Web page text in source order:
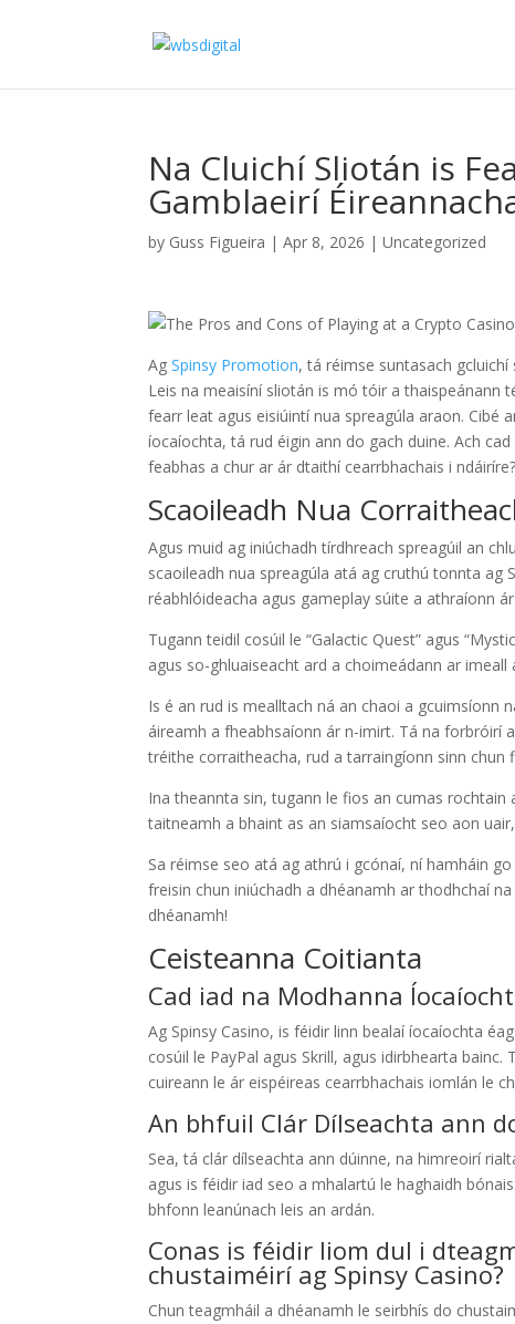
Na Cluichí Sliotán is
Gamblaeirí
by Guss Figueira |Apr 8, 2026 |Uncategorized
AgSpinsy Promotion, tá réimse suntasach
Leis na meaisíní sliotán is mó tóir a thaispeánann
fearr leat agus eisiúintí nua spreagúla araon.
íocaíochta, tá rud éigin ann do gach duine. Ach
feabhas a chur ar ár dtaithí cearrbhachais i
Scaoileadh Nua
Agus muid ag iniúchadh tírdhreach spreagúil an
scaoileadh nua spreagúla atá ag cruthú tonnta ag
réabhlóideacha agus gameplay súite a athraíonn
Tugann teidil cosúil le “Galactic Quest” agus
agus so-ghluaiseacht ard a choimeádann ar imeall
Is é an rud is mealltach ná an chaoi a gcuimsíonn
áireamh a fheabhsaíonn ár n-imirt. Tá na forbróirí
tréithe corraitheacha, rud a tarraingíonn sinn chun
Ina theannta sin, tugann le fios an cumas
taitneamh a bhaint as an siamsaíocht seo aon
Sa réimse seo atá ag athrú i gcónaí, ní hamháin
freisin chun iniúchadh a dhéanamh ar thodhchaí
dhéanamh!
Ceisteanna Coitianta
Cad iad na Modhanna
Ag Spinsy Casino, is féidir linn bealaí íocaíochta
cosúil le PayPal agus Skrill, agus idirbhearta
cuireann le ár eispéireas cearrbhachais iomlán le
An bhfuil Clár Dílseachta ann
Sea, tá clár dílseachta ann dúinne, na himreoirí
agus is féidir iad seo a mhalartú le haghaidh
bhfonn leanúnach leis an ardán.
Conas is féidir liom dul i
chustaiméirí ag Spinsy Casino?
Chun teagmháil a dhéanamh le seirbhís do